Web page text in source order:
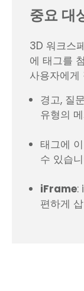
중요 대
3D 워크스
에 태그를
사용자에게
경고, 질
유형의
태그에
수 있습
iFrame:
편하게